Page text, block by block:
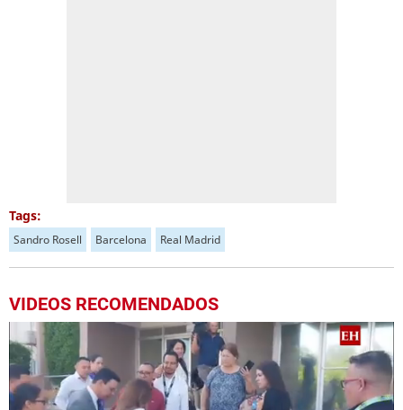
Tags:
Sandro Rosell Barcelona Real Madrid
VIDEOS RECOMENDADOS